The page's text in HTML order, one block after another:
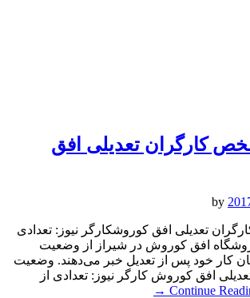
کارگران تعدیلی افق
تعدیلی افق کوروشکارگر نیوز: تعدادی
افق کوروش در شیراز از وضعیت
کار خود پس از تعدیل خبر می‌دهند. وضعیت
افق کوروش کارگر نیوز: تعدادی از
Continue
→